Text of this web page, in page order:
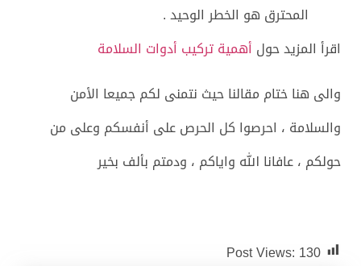
المحترق هو الخطر الوحيد .
اقرأ المزيد حول أهمية تركيب أدوات السلامة
والى هنا ختام مقالنا حيث نتمنى لكم جميعا الأمن
والسلامة ، احرصوا كل الحرص على أنفسكم وعلى من
حولكم ، عافانا الله واياكم ، ودمتم بألف بخير
Post Views: 130